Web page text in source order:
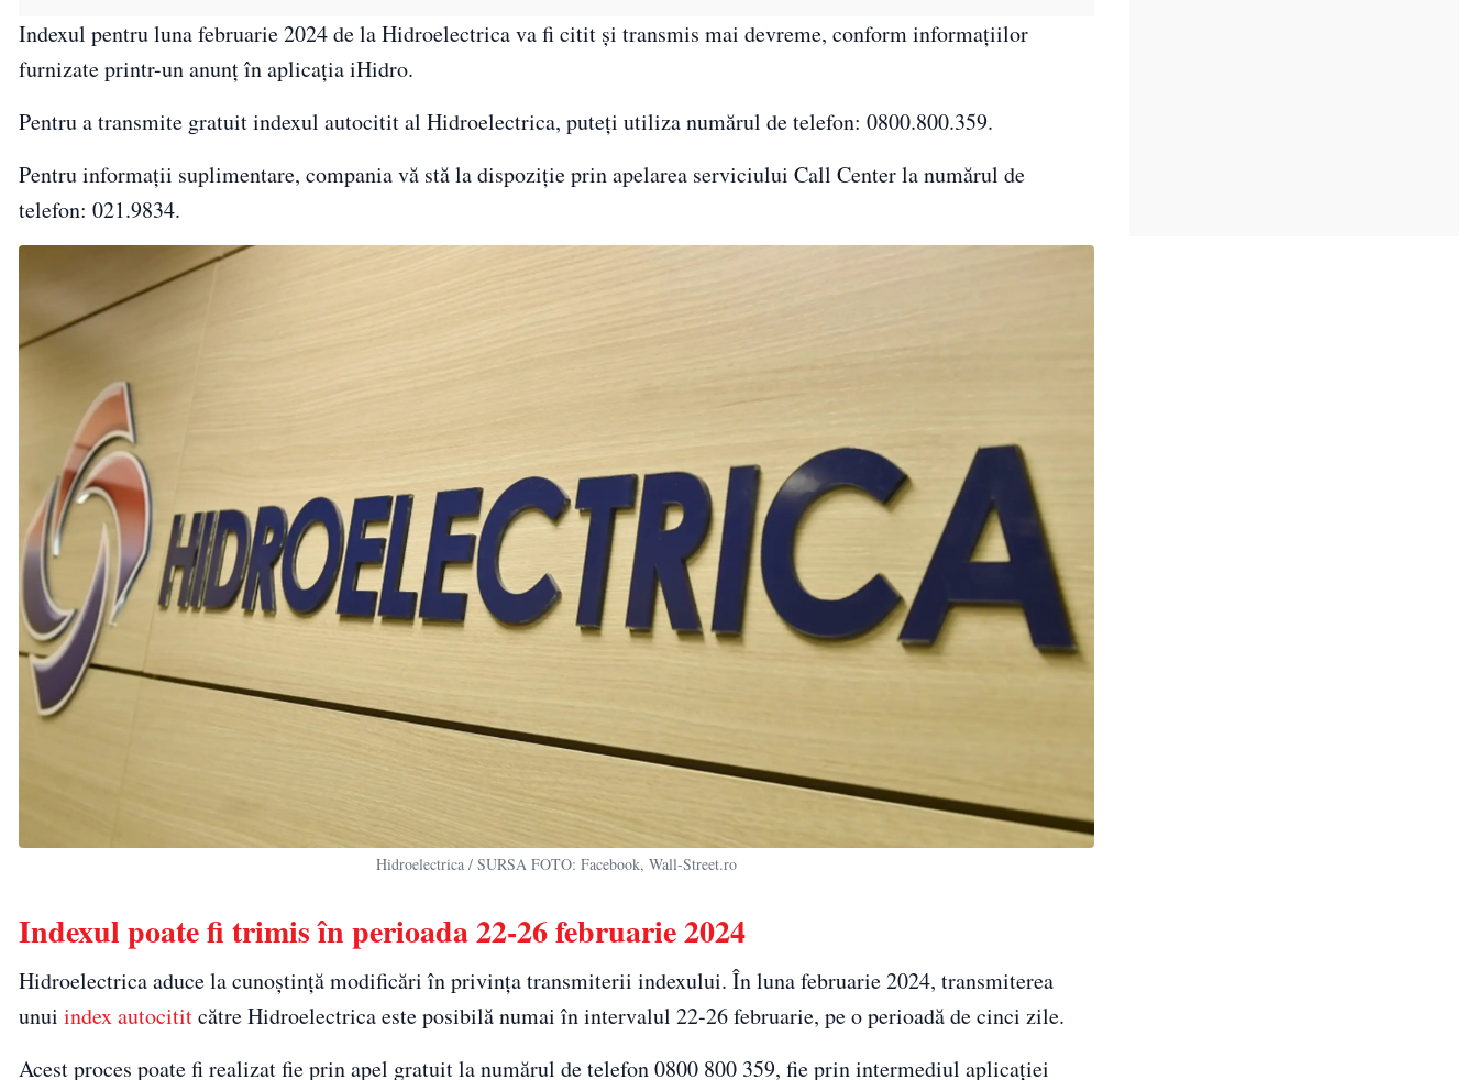
Indexul pentru luna februarie 2024 de la Hidroelectrica va fi citit și transmis mai devreme, conform informațiilor
furnizate printr-un anunț în aplicația iHidro.
Pentru a transmite gratuit indexul autocitit al Hidroelectrica, puteți utiliza numărul de telefon: 0800.800.359.
Pentru informații suplimentare, compania vă stă la dispoziție prin apelarea serviciului Call Center la numărul de
telefon: 021.9834.
Hidroelectrica / SURSA FOTO: Facebook, Wall-Street.ro
Indexul poate fi trimis în perioada 22-26 februarie 2024
Hidroelectrica aduce la cunoștință modificări în privința transmiterii indexului. În luna februarie 2024, transmiterea
unui index autocititcătre Hidroelectrica este posibilă numai în intervalul 22-26 februarie, pe o perioadă de cinci zile.
Acest proces poate fi realizat fie prin apel gratuit la numărul de telefon 0800 800 359, fie prin intermediul aplicației